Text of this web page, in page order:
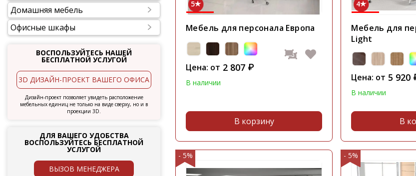
Домашняя мебель
Офисные шкафы
ВОСПОЛЬЗУЙТЕСЬ НАШЕЙ
БЕСПЛАТНОЙ УСЛУГОЙ
3D ДИЗАЙН-ПРОЕКТ ВАШЕГО ОФИСА
Дизайн-проект позволяет увидеть расположение
мебельных единиц не только на виде сверху, но и в
проекции 3D.
ДЛЯ ВАШЕГО УДОБСТВА
ВОСПОЛЬЗУЙТЕСЬ БЕСПЛАТНОЙ
УСЛУГОЙ
ВЫЗОВ МЕНЕДЖЕРА
5
Мебель для персонала Европа
Цена: от 2 807 ₽
В наличии
В корзину
4
Мебель для
Light
Цена: от 5 920
В наличии
В
- 5% - 5%